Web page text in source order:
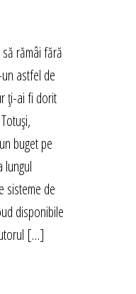
rămâi fără
astfel de
ți-ai fi dorit
buget pe
lungul
sisteme de
disponibile
[…]